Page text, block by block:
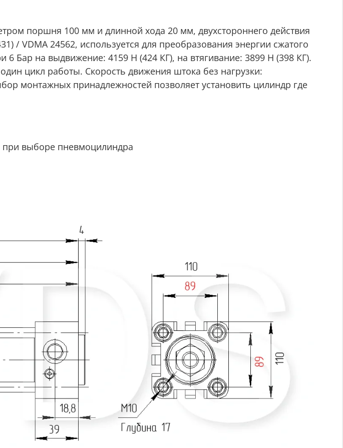
поршня 100 мм и длинной хода 20 мм, двухстороннего действия
/ VDMA 24562, используется для преобразования энергии сжатого
Бар на выдвижение: 4159 Н (424 КГ), на втягивание: 3899 Н (398 КГ).
цикл работы. Скорость движения штока без нагрузки:
монтажных принадлежностей позволяет установить цилиндр где
при выборе пневмоцилиндра